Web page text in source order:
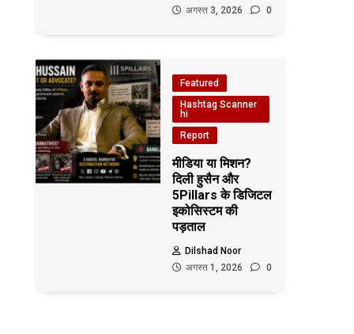
अगस्त 3, 2026
0
Featured
Hashtag Scanner
hi
Report
मीडिया या मिशन?
दिली हुसैन और
5Pillars के डिजिटल
इकोसिस्टम की
पड़ताल
Dilshad Noor
अगस्त 1, 2026
0